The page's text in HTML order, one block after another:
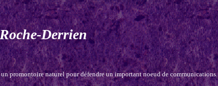
Derrien
promontoire naturel pour défendre un important noeud de communications.